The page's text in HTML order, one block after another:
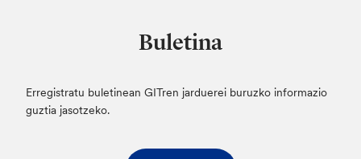
Buletina
Erregistratu buletinean GITren jarduerei buruzko informazio
guztia jasotzeko.